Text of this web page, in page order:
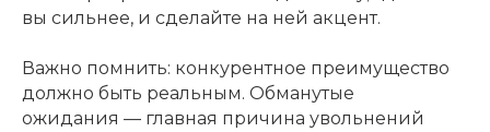
вы сильнее, и сделайте на ней акцент.
Важно помнить: конкурентное преимущество
должно быть реальным. Обманутые
ожидания — главная причина увольнений